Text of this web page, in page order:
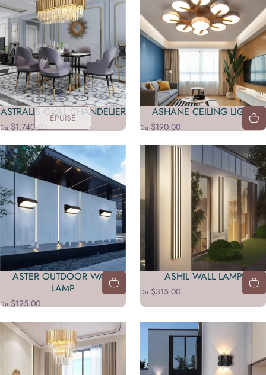
ÉPUISÉ
ASTRALIS OVAL CHANDELIER
Du $1,740.00
ASHANE CEILING LIGHT
Du $190.00
ASTER OUTDOOR WALL
LAMP
Du $125.00
ASHIL WALL LAMP
Du $315.00